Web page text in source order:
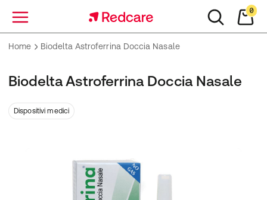
Menu
0
Home Biodelta Astroferrina Doccia Nasale
Biodelta Astroferrina Doccia Nasale
Dispositivi medici